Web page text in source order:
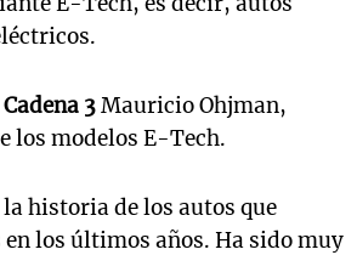
Cadena 3Mauricio Ohjman,
los modelos E-Tech.
la historia de los autos que
los últimos años. Ha sido muy